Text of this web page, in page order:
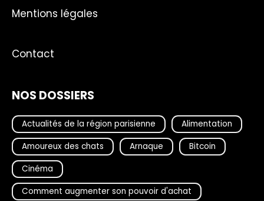
Mentions légales
Contact
NOS DOSSIERS
Actualités de la région parisienne
Alimentation
Amoureux des chats
Arnaque
Bitcoin
Cinéma
Comment augmenter son pouvoir d'achat